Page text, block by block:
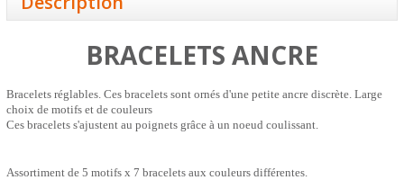
BRACELETS ANCRE
Bracelets réglables. Ces bracelets sont ornés d'une petite ancre discrète. Large
choix de motifs et de couleurs
Ces bracelets s'ajustent au poignets grâce à un noeud coulissant.
Assortiment de 5 motifs x 7 bracelets aux couleurs différentes.